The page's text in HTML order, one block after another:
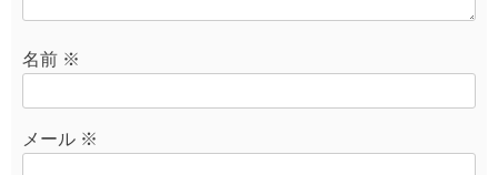
名前 ※
メール ※